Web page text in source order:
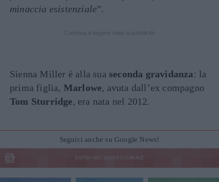
minaccia esistenziale”.
Sienna Miller è alla sua seconda gravidanza: la
prima figlia, Marlowe, avuta dall’ex compagno
Tom Sturridge, era nata nel 2012.
Seguici anche su Google News!
ENTRA NEL NOSTRO CANALE